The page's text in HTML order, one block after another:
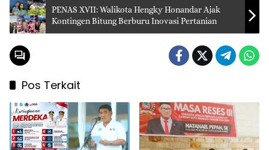
PENAS XVII: Walikota Hengky Honandar Ajak
Kontingen Bitung Berburu Inovasi Pertanian
Pos Terkait